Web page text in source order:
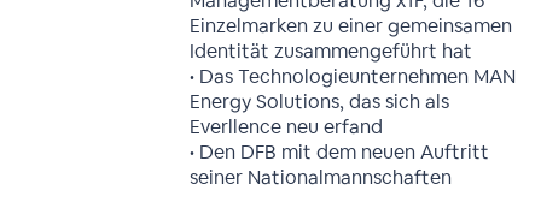
Einzelmarken zu einer gemeinsamen
Identität zusammengeführt hat
• Das Technologieunternehmen MAN
Energy Solutions, das sich als
Everllence neu erfand
• Den DFB mit dem neuen Auftritt
seiner Nationalmannschaften